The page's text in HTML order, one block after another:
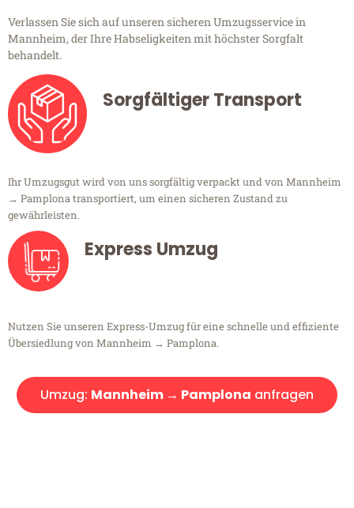
Verlassen Sie sich auf unseren sicheren Umzugsservice in
Mannheim, der Ihre Habseligkeiten mit höchster Sorgfalt
behandelt.
Sorgfältiger Transport
Ihr Umzugsgut wird von uns sorgfältig verpackt und von Mannheim
→ Pamplona transportiert, um einen sicheren Zustand zu
gewährleisten.
Express Umzug
Nutzen Sie unseren Express-Umzug für eine schnelle und effiziente
Übersiedlung von Mannheim → Pamplona.
Umzug: Mannheim → Pamplona anfragen